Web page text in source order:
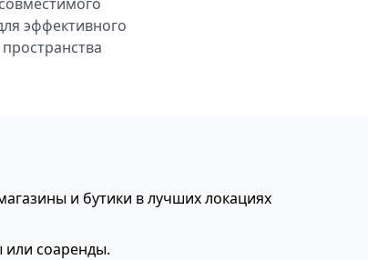
эффективного
и бутики в лучших локациях
или соаренды.